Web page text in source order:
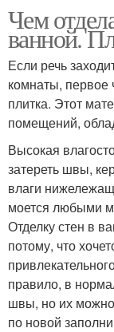
Чем
ванной.
Если речь
комнаты, первое
плитка. Этот
помещений,
Высокая
затереть швы,
влаги
моется любыми
Отделку стен в
потому, что
правило, в
швы, но их можно
по новой